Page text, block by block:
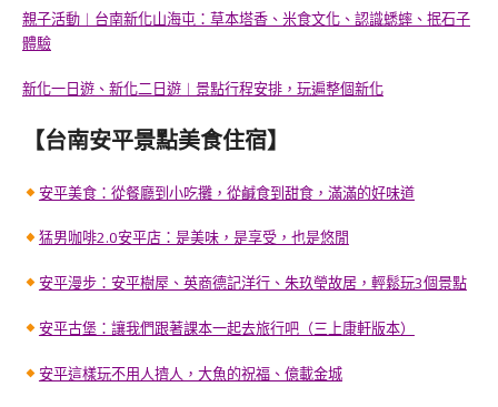
親子活動︱台南新化山海屯：草本塔香、米食文化、認識蟋蟀、抿石子
體驗
新化一日遊、新化二日遊︱景點行程安排，玩遍整個新化
【台南安平景點美食住宿】
安平美食：從餐廳到小吃攤，從鹹食到甜食，滿滿的好味道
猛男咖啡2.0安平店：是美味，是享受，也是悠閒
安平漫步：安平樹屋、英商德記洋行、朱玖瑩故居，輕鬆玩3個景點
安平古堡：讓我們跟著課本一起去旅行吧（三上康軒版本）
安平這樣玩不用人擠人，大魚的祝福、億載金城